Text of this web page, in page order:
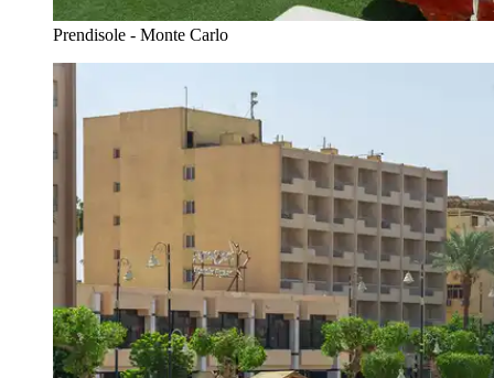
Prendisole - Monte Carlo